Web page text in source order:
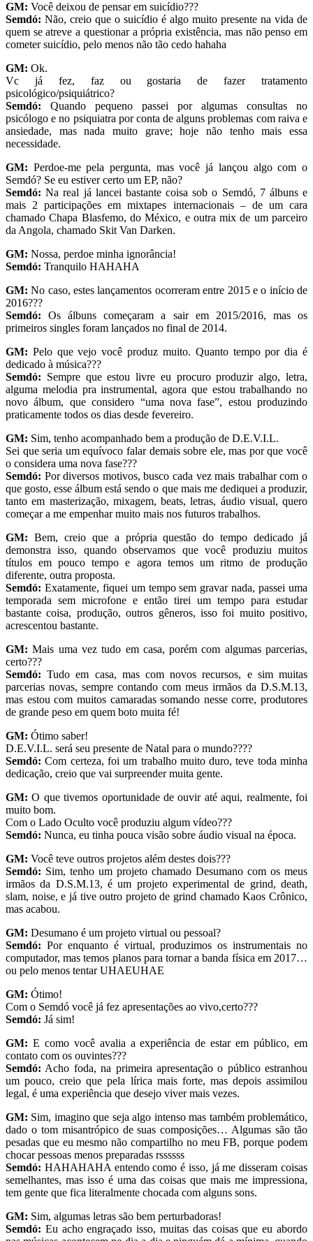
GM: Você deixou de pensar em suicídio???
Semdó: Não, creio que o suicídio é algo muito presente na vida de
quem se atreve a questionar a própria existência, mas não penso em
cometer suicídio, pelo menos não tão cedo hahaha
GM: Ok.
Vc já fez, faz ou gostaria de fazer tratamento
psicológico/psiquiátrico?
Semdó: Quando pequeno passei por algumas consultas no
psicólogo e no psiquiatra por conta de alguns problemas com raiva e
ansiedade, mas nada muito grave; hoje não tenho mais essa
necessidade.
GM: Perdoe-me pela pergunta, mas você já lançou algo com o
Semdó? Se eu estiver certo um EP, não?
Semdó: Na real já lancei bastante coisa sob o Semdó, 7 álbuns e
mais 2 participações em mixtapes internacionais – de um cara
chamado Chapa Blasfemo, do México, e outra mix de um parceiro
da Angola, chamado Skit Van Darken.
GM: Nossa, perdoe minha ignorância!
Semdó: Tranquilo HAHAHA
GM: No caso, estes lançamentos ocorreram entre 2015 e o início de
2016???
Semdó: Os álbuns começaram a sair em 2015/2016, mas os
primeiros singles foram lançados no final de 2014.
GM: Pelo que vejo você produz muito. Quanto tempo por dia é
dedicado à música???
Semdó: Sempre que estou livre eu procuro produzir algo, letra,
alguma melodia pra instrumental, agora que estou trabalhando no
novo álbum, que considero “uma nova fase”, estou produzindo
praticamente todos os dias desde fevereiro.
GM: Sim, tenho acompanhado bem a produção de D.E.V.I.L.
Sei que seria um equívoco falar demais sobre ele, mas por que você
o considera uma nova fase???
Semdó: Por diversos motivos, busco cada vez mais trabalhar com o
que gosto, esse álbum está sendo o que mais me dediquei a produzir,
tanto em masterização, mixagem, beats, letras, áudio visual, quero
começar a me empenhar muito mais nos futuros trabalhos.
GM: Bem, creio que a própria questão do tempo dedicado já
demonstra isso, quando observamos que você produziu muitos
títulos em pouco tempo e agora temos um ritmo de produção
diferente, outra proposta.
Semdó: Exatamente, fiquei um tempo sem gravar nada, passei uma
temporada sem microfone e então tirei um tempo para estudar
bastante coisa, produção, outros gêneros, isso foi muito positivo,
acrescentou bastante.
GM: Mais uma vez tudo em casa, porém com algumas parcerias,
certo???
Semdó: Tudo em casa, mas com novos recursos, e sim muitas
parcerias novas, sempre contando com meus irmãos da D.S.M.13,
mas estou com muitos camaradas somando nesse corre, produtores
de grande peso em quem boto muita fé!
GM: Ótimo saber!
D.E.V.I.L. será seu presente de Natal para o mundo????
Semdó: Com certeza, foi um trabalho muito duro, teve toda minha
dedicação, creio que vai surpreender muita gente.
GM: O que tivemos oportunidade de ouvir até aqui, realmente, foi
muito bom.
Com o Lado Oculto você produziu algum vídeo???
Semdó: Nunca, eu tinha pouca visão sobre áudio visual na época.
GM: Você teve outros projetos além destes dois???
Semdó: Sim, tenho um projeto chamado Desumano com os meus
irmãos da D.S.M.13, é um projeto experimental de grind, death,
slam, noise, e já tive outro projeto de grind chamado Kaos Crônico,
mas acabou.
GM: Desumano é um projeto virtual ou pessoal?
Semdó: Por enquanto é virtual, produzimos os instrumentais no
computador, mas temos planos para tornar a banda física em 2017…
ou pelo menos tentar UHAEUHAE
GM: Ótimo!
Com o Semdó você já fez apresentações ao vivo,certo???
Semdó: Já sim!
GM: E como você avalia a experiência de estar em público, em
contato com os ouvintes???
Semdó: Acho foda, na primeira apresentação o público estranhou
um pouco, creio que pela lírica mais forte, mas depois assimilou
legal, é uma experiência que desejo viver mais vezes.
GM: Sim, imagino que seja algo intenso mas também problemático,
dado o tom misantrópico de suas composições… Algumas são tão
pesadas que eu mesmo não compartilho no meu FB, porque podem
chocar pessoas menos preparadas rssssss
Semdó: HAHAHAHA entendo como é isso, já me disseram coisas
semelhantes, mas isso é uma das coisas que mais me impressiona,
tem gente que fica literalmente chocada com alguns sons.
GM: Sim, algumas letras são bem perturbadoras!
Semdó: Eu acho engraçado isso, muitas das coisas que eu abordo